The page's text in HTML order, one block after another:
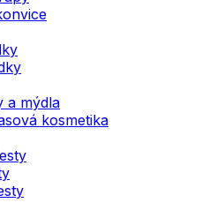
a mýdla
kosmetika